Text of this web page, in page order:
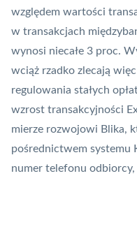
względem wartości
w transakcjach
wynosi niecałe 3 proc.
wciąż rzadko zlecają
regulowania stałych
wzrost transakcyjności
mierze rozwojowi Blika,
pośrednictwem systemu
numer telefonu